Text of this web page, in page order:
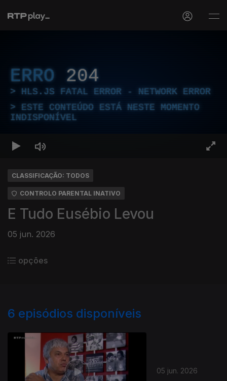
ERRO 204
HLS.JS FATAL ERROR - NETWORK ERROR
ESTE CONTEÚDO ESTÁ NESTE MOMENTO
INDISPONÍVEL
CLASSIFICAÇÃO: TODOS
CONTROLO PARENTAL INATIVO
E Tudo Eusébio Levou
05 jun. 2026
opções
6 episódios disponíveis
05 jun. 2026